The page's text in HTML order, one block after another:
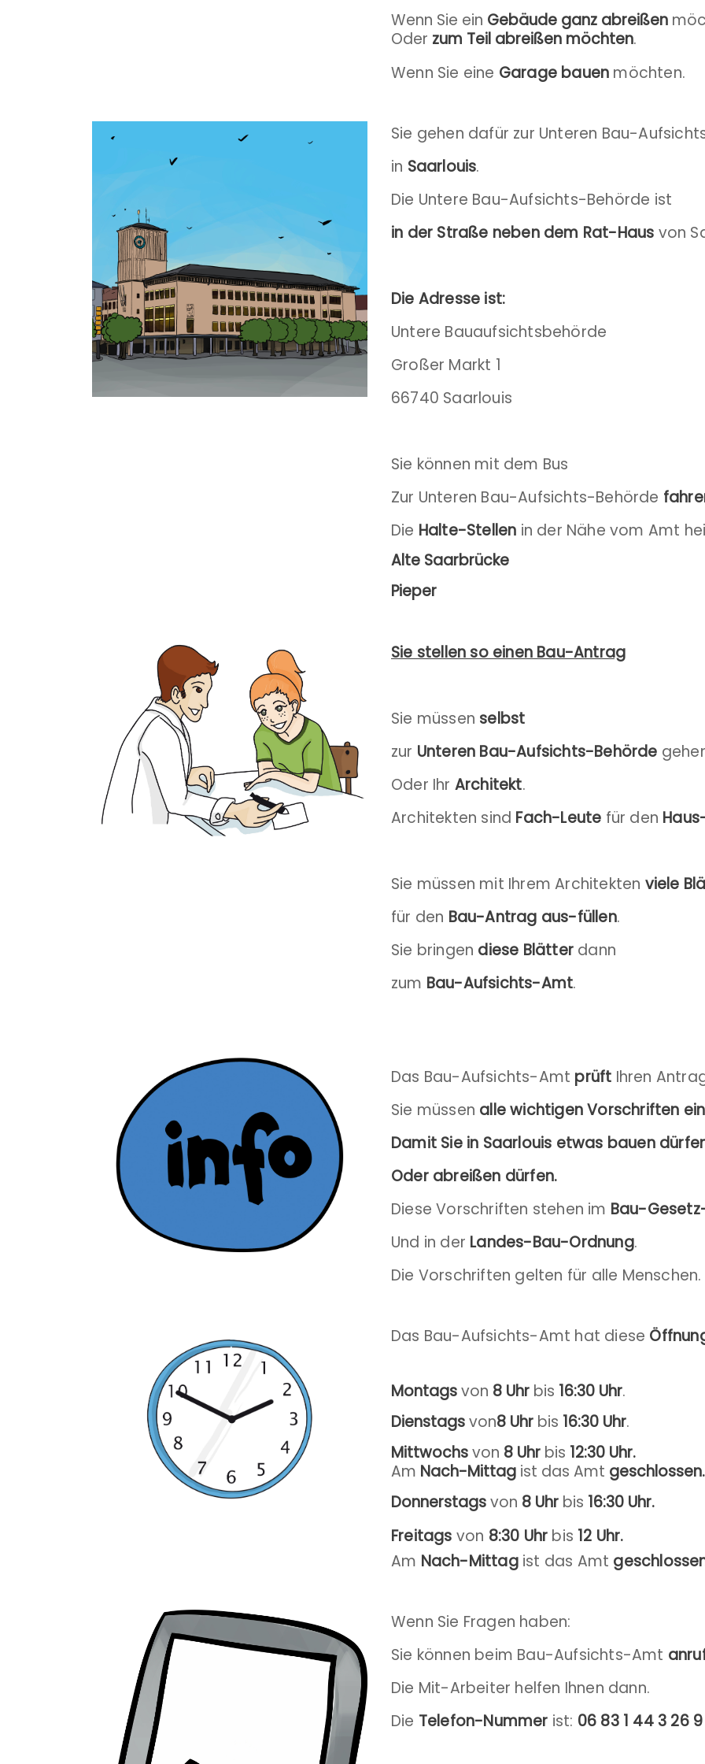
Wenn Sie ein Gebäude ganz abreißen
Oder zum Teil abreißen möchten.
Wenn Sie eine Garage bauen möchten.
Sie gehen dafür zur Unteren Bau-
in Saarlouis.
Die Untere Bau-Aufsichts-Behörde ist
in der Straße neben dem Rat-Haus von
Die Adresse ist:
Untere Bauaufsichtsbehörde
Großer Markt 1
66740 Saarlouis
Sie können mit dem Bus
Zur Unteren Bau-Aufsichts-Behörde
Die Halte-Stellen in der Nähe vom Amt
Alte Saarbrücke
Pieper
Sie stellen so einen Bau-Antrag
Sie müssen selbst
zur Unteren Bau-Aufsichts-Behörde
Oder Ihr Architekt.
Architekten sind Fach-Leute für den
Sie müssen mit Ihrem Architekten viele
für den Bau-Antrag aus-füllen.
Sie bringen diese Blätter dann
zum Bau-Aufsichts-Amt.
Das Bau-Aufsichts-Amt prüft Ihren
Sie müssen alle wichtigen Vorschriften
Damit Sie in Saarlouis etwas bauen
Oder abreißen dürfen.
Diese Vorschriften stehen im Bau-
Und in der Landes-Bau-Ordnung.
Die Vorschriften gelten für alle Menschen.
Das Bau-Aufsichts-Amt hat diese
Montagsvon 8 Uhr bis 16:30 Uhr.
Dienstagsvon8 Uhr bis 16:30 Uhr.
Mittwochsvon 8 Uhr bis 12:30 Uhr.
Am Nach-Mittag ist das Amt geschlossen.
Donnerstagsvon 8 Uhr bis 16:30 Uhr.
Freitags von 8:30 Uhr bis 12 Uhr.
Am Nach-Mittag ist das Amt
Wenn Sie Fragen haben:
Sie können beim Bau-Aufsichts-Amt
Die Mit-Arbeiter helfen Ihnen dann.
Die Telefon-Nummer ist: 06 83 1 44 3 26 9